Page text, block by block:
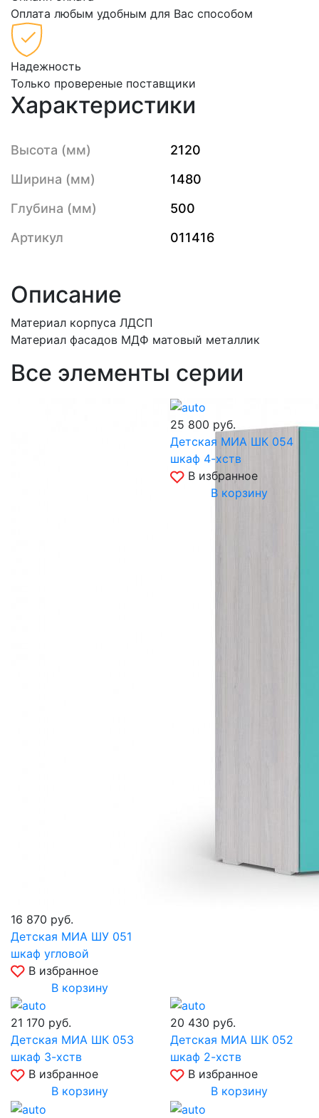
Оплата любым удобным для Вас способом
Надежность
Только провереные поставщики
Характеристики
Высота (мм)
2120
Ширина (мм)
1480
Глубина (мм)
500
Артикул
011416
Описание
Материал корпуса ЛДСП
Материал фасадов МДФ матовый металлик
Все элементы серии
16 870 руб.
Детская МИА ШУ 051
шкаф угловой
В избранное
В корзину
25 800 руб.
Детская МИА ШК 054
шкаф 4-хств
В избранное
В корзину
21 170 руб.
Детская МИА ШК 053
шкаф 3-хств
В избранное
В корзину
20 430 руб.
Детская МИА ШК 052
шкаф 2-хств
В избранное
В корзину